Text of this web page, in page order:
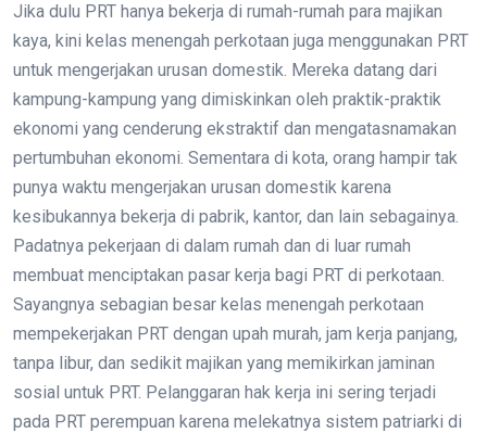
Jika dulu PRT hanya bekerja di rumah-rumah para majikan
kaya, kini kelas menengah perkotaan juga menggunakan PRT
untuk mengerjakan urusan domestik. Mereka datang dari
kampung-kampung yang dimiskinkan oleh praktik-praktik
ekonomi yang cenderung ekstraktif dan mengatasnamakan
pertumbuhan ekonomi. Sementara di kota, orang hampir tak
punya waktu mengerjakan urusan domestik karena
kesibukannya bekerja di pabrik, kantor, dan lain sebagainya.
Padatnya pekerjaan di dalam rumah dan di luar rumah
membuat menciptakan pasar kerja bagi PRT di perkotaan.
Sayangnya sebagian besar kelas menengah perkotaan
mempekerjakan PRT dengan upah murah, jam kerja panjang,
tanpa libur, dan sedikit majikan yang memikirkan jaminan
sosial untuk PRT. Pelanggaran hak kerja ini sering terjadi
pada PRT perempuan karena melekatnya sistem patriarki di